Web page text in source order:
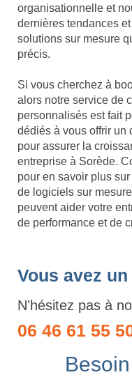
organisationnelle et
dernières tendances
solutions sur mesure
précis.
Si vous cherchez à
alors notre service de
personnalisés est fait
dédiés à vous offrir un
pour assurer la
entreprise à Sorède.
pour en savoir plus
de logiciels sur
peuvent aider votre
de performance et de
Vous avez
N'hésitez pas à
06 46 61 55